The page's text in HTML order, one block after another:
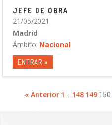
JEFE DE OBRA
21/05/2021
Madrid
Ámbito: Nacional
ENTRAR »
« Anterior 1 148 149 150